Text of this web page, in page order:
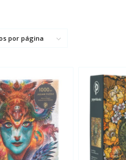
por página